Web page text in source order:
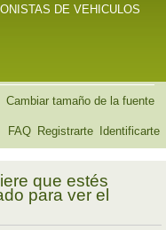
DE VEHICULOS
Cambiar tamaño de la fuente
FAQ Registrarte Identificarte
que estés
para ver el